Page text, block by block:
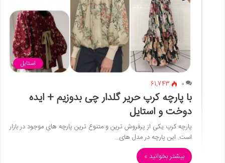
استایل
0
61,743
با پارچه کرپ حریر گلدار چی بدوزیم + ایده
دوخت و استایل
پارچه کرپ یکی از پرفروش ترین و متنوع ترین پارچه های موجود در بازار
است. این پارچه در مدل های…
بیشتر بخوانید »